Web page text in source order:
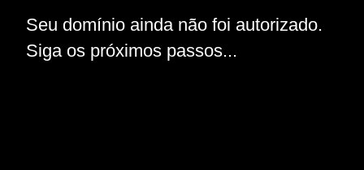
Seu domínio ainda não foi autorizado.
Siga os próximos passos...